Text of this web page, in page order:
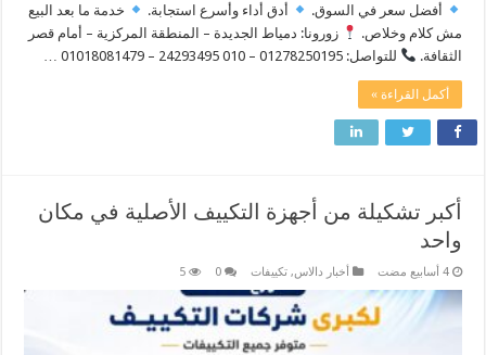
أفضل سعر في السوق.
أدق أداء وأسرع استجابة.
خدمة ما بعد البيع
مش كلام وخلاص. ​
زورونا: دمياط الجديدة – المنطقة المركزية – أمام قصر
الثقافة.
للتواصل: 01278250195 – 010 24293495 – 01018081479 …
أكمل القراءة »
أكبر تشكيلة من أجهزة التكييف الأصلية في مكان
واحد
أخبار دالاس, تكييفات 0
5